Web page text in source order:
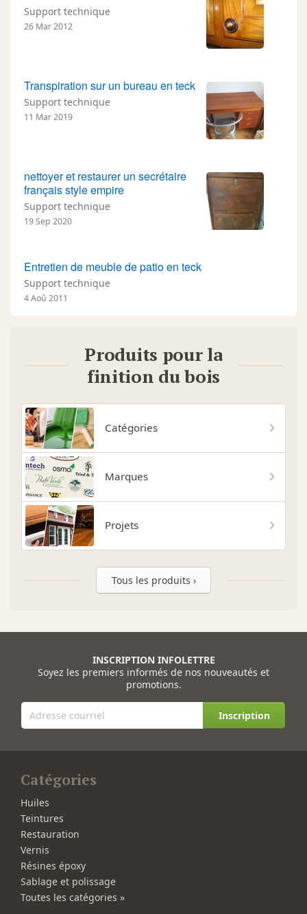
Support technique
26 Mar 2012
Transpiration sur un bureau en teck
Support technique
11 Mar 2019
nettoyer et restaurer un secrétaire
français style empire
Support technique
19 Sep 2020
Entretien de meuble de patio en teck
Support technique
4 Aoû 2011
Produits pour la
finition du bois
Catégories
Marques
Projets
Tous les produits ›
INSCRIPTION INFOLETTRE
Soyez les premiers informés de nos nouveautés et
promotions.
Inscription
Catégories
Huiles
Teintures
Restauration
Vernis
Résines époxy
Sablage et polissage
Toutes les catégories »